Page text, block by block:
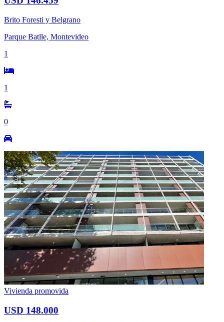
Brito Foresti y Belgrano
Parque Batlle, Montevideo
1
1
0
Vivienda promovida
USD 148.000